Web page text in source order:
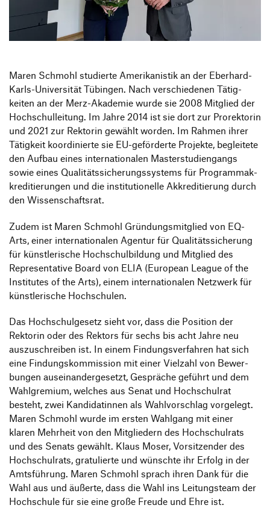
Companies
HfG-Network
Information Events
Maren Schmohl studierte Ameri­ka­nistik an der Eber­hard-
Karls-Univer­sität Tübingen. Nach verschie­denen Tätig­
keiten an der Merz-Akademie wurde sie 2008 Mitglied der
Hoch­schul­lei­tung. Im Jahre 2014 ist sie dort zur Prorek­torin
und 2021 zur Rektorin gewählt worden. Im Rahmen ihrer
Tätig­keit koor­di­nierte sie EU-geför­derte Projekte, beglei­tete
den Aufbau eines inter­na­tio­nalen Master­stu­di­en­gangs
sowie eines Quali­täts­si­che­rungs­sys­tems für Program­mak­
kre­di­tie­rungen und die insti­tu­tio­nelle Akkre­di­tie­rung durch
den Wissenschaftsrat.
Zudem ist Maren Schmohl Grün­dungs­mit­glied von EQ-
Arts, einer inter­na­tio­nalen Agentur für Quali­täts­si­che­rung
für künst­le­ri­sche Hoch­schul­bil­dung und Mitglied des
Repre­sen­ta­tive Board von ELIA (Euro­pean League of the
Insti­tutes of the Arts), einem inter­na­tio­nalen Netz­werk für
künst­le­ri­sche Hochschulen.
Das Hoch­schul­ge­setz sieht vor, dass die Posi­tion der
Rektorin oder des Rektors für sechs bis acht Jahre neu
auszu­schreiben ist. In einem Findungs­ver­fahren hat sich
eine Findungs­kom­mis­sion mit einer Viel­zahl von Bewer­
bungen ausein­an­der­ge­setzt, Gespräche geführt und dem
Wahl­gre­mium, welches aus Senat und Hoch­schulrat
besteht, zwei Kandi­da­tinnen als Wahl­vor­schlag vorge­legt.
Maren Schmohl wurde im ersten Wahl­gang mit einer
klaren Mehr­heit von den Mitglie­dern des Hoch­schul­rats
und des Senats gewählt. Klaus Moser, Vorsit­zender des
Hoch­schul­rats, gratu­lierte und wünschte ihr Erfolg in der
Amts­füh­rung. Maren Schmohl sprach ihren Dank für die
Wahl aus und äußerte, dass die Wahl ins Leitungs­team der
Hoch­schule für sie eine große Freude und Ehre ist.